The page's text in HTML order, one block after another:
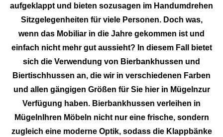
aufgeklappt und bieten sozusagen im Handumdrehen
Sitzgelegenheiten für viele Personen. Doch was,
wenn das Mobiliar in die Jahre gekommen ist und
einfach nicht mehr gut aussieht? In diesem Fall bietet
sich die Verwendung von Bierbankhussen und
Biertischhussen an, die wir in verschiedenen Farben
und allen gängigen Größen für Sie hier in Mügelnzur
Verfügung haben. Bierbankhussen verleihen in
MügelnIhren Möbeln nicht nur eine frische, sondern
zugleich eine moderne Optik, sodass die Klappbänke